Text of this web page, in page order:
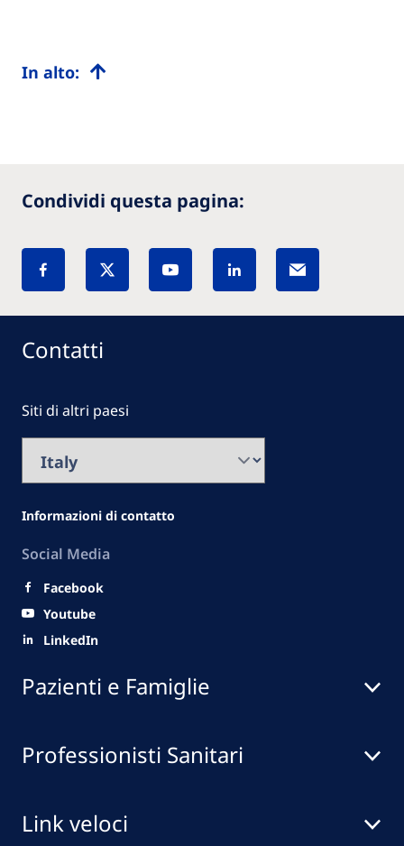
In alto:
Condividi questa pagina:
Pazienti e Famiglie
Professionisti Sanitari
Link veloci
Contatti
Siti di altri paesi
Informazioni di contatto
Social Media
Facebook
Youtube
LinkedIn